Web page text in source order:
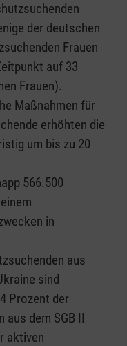
der deutschen
Frauen
auf 33
Frauen).
Maßnahmen für
erhöhten die
um bis zu 20
566.500
in
aus
sind
Prozent der
aus dem SGB II
aktiven